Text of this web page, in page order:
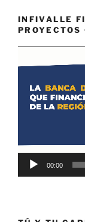
INFIVALLE
PROYECTOS
de
00:00